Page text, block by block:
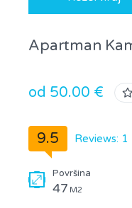
Apartman
od 50.00 €
9.5 Reviews: 1
Površina
47 M2